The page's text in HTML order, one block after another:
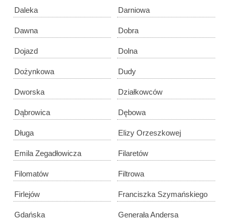
Daleka Darniowa
Dawna Dobra
Dojazd Dolna
Dożynkowa Dudy
Dworska Działkowców
Dąbrowica Dębowa
Długa Elizy Orzeszkowej
Emila Zegadłowicza Filaretów
Filomatów Filtrowa
Firlejów Franciszka Szymańskiego
Gdańska Generała Andersa